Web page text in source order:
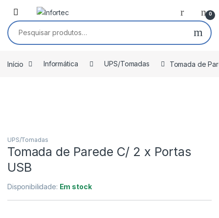
Saltar para navegação
Pular para o conteúdo
0
Pesquisar por:
Início Informática UPS/Tomadas Tomada de
UPS/Tomadas
Tomada de Parede C/ 2 x Portas
USB
Disponibilidade: Em stock